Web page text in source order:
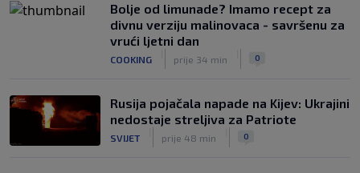
Bolje od limunade? Imamo recept za
divnu verziju malinovaca - savršenu za
vrući ljetni dan
COOKING prije 34 min 0
Rusija pojačala napade na Kijev: Ukrajini
nedostaje streljiva za Patriote
SVIJET prije 48 min 0